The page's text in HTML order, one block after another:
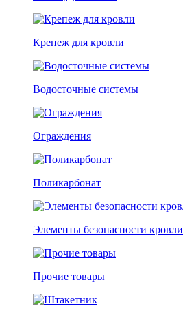
Крепеж для кровли
Водосточные системы
Ограждения
Поликарбонат
Элементы безопасности кровли
Прочие товары